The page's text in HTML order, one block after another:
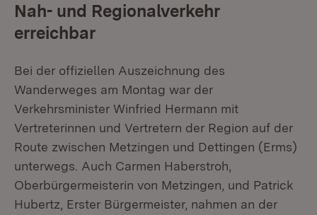
Nah- und Regionalverkehr
erreichbar
Bei der offiziellen Auszeichnung des
Wanderweges am Montag war der
Verkehrsminister Winfried Hermann mit
Vertreterinnen und Vertretern der Region auf der
Route zwischen Metzingen und Dettingen (Erms)
unterwegs. Auch Carmen Haberstroh,
Oberbürgermeisterin von Metzingen, und Patrick
Hubertz, Erster Bürgermeister, nahmen an der